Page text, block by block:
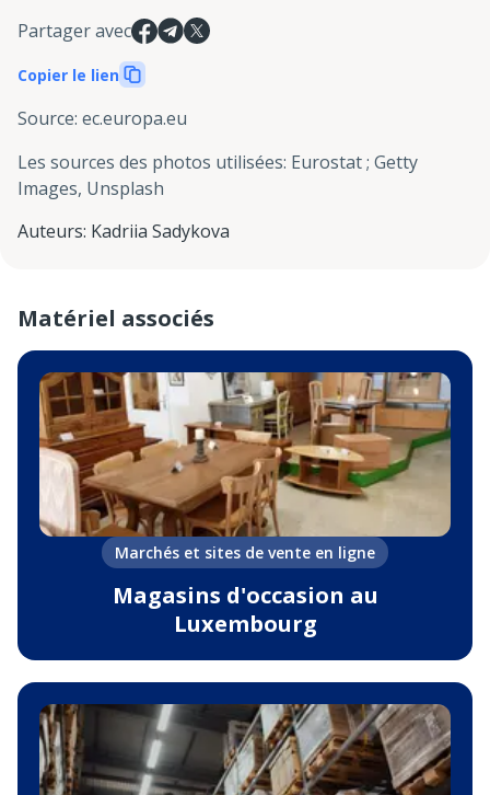
Partager avec
Copier le lien
Source: ec.europa.eu
Les sources des photos utilisées: Eurostat ; Getty
Images, Unsplash
Auteurs: Kadriia Sadykova
Matériel associés
Marchés et sites de vente en ligne
Magasins d'occasion au
Luxembourg